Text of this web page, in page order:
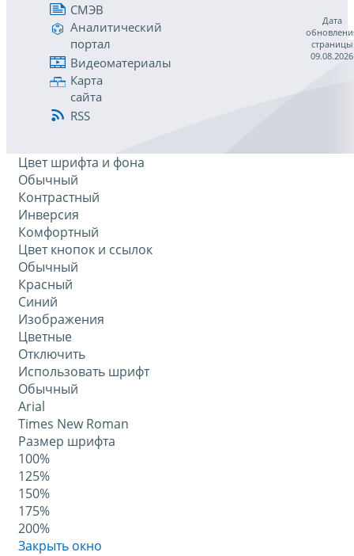
СМЭВ
Аналитический
портал
Видеоматериалы
Карта
сайта
RSS
Дата
страницы
09.08.2026
Цвет шрифта и фона
Обычный
Контрастный
Инверсия
Комфортный
Цвет кнопок и ссылок
Обычный
Красный
Синий
Изображения
Цветные
Отключить
Использовать шрифт
Обычный
Arial
Times New Roman
Размер шрифта
100%
125%
150%
175%
200%
Закрыть окно